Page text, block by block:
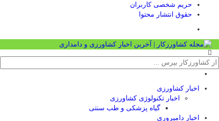
حریم شخصی کاربران
حقوق انتشار محتوا
اخبار کشاورزی
اخبار تکنولوژی کشاورزی
گیاه پزشکی و طب سنتی
اخبار دامپروری